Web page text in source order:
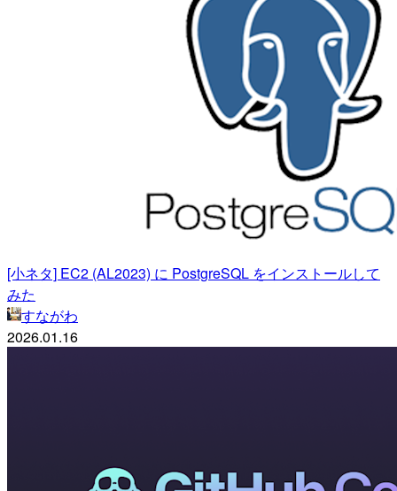
[小ネタ] EC2 (AL2023) に PostgreSQL をインストールして
みた
すながわ
2026.01.16